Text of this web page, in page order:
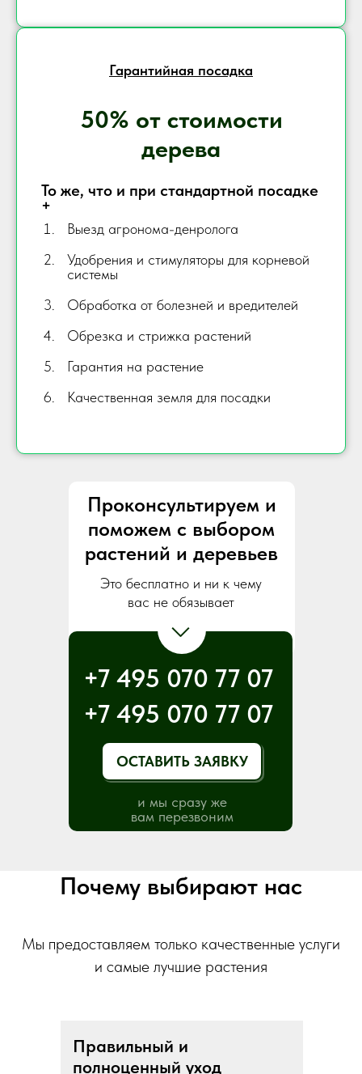
Гарантийная посадка
50% от стоимости
дерева
То же, что и при стандартной посадке
+
Выезд агронома-денролога
Удобрения и стимуляторы для корневой
системы
Обработка от болезней и вредителей
Обрезка и стрижка растений
Гарантия на растение
Качественная земля для посадки
+7 495 070 77 07
+7 495 070 77 07
ОСТАВИТЬ ЗАЯВКУ
Проконсультируем и
поможем с выбором
растений и деревьев
Это бесплатно и ни к чему
вас не обязывает
и мы сразу же
вам перезвоним
Почему выбирают нас
Мы предоставляем только качественные услуги
и самые лучшие растения
Правильный и
полноценный уход